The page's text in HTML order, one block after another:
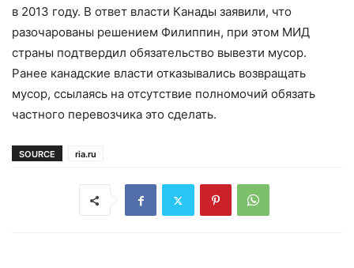
в 2013 году. В ответ власти Канады заявили, что
разочарованы решением Филиппин, при этом МИД
страны подтвердил обязательство вывезти мусор.
Ранее канадские власти отказывались возвращать
мусор, ссылаясь на отсутствие полномочий обязать
частного перевозчика это сделать.
SOURCE ria.ru